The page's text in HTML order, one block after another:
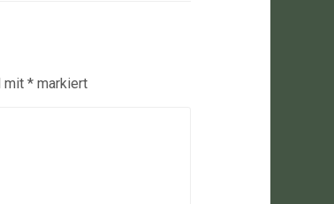
mit * markiert